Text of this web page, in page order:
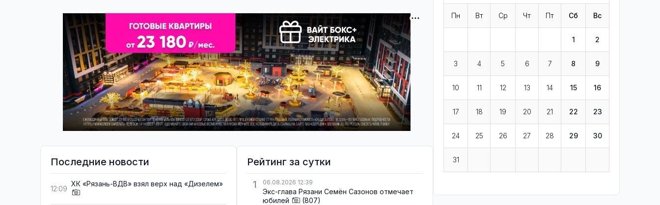
Последние новости
12:09
ХК «Рязань-ВДВ» взял верх над «Дизелем»
Рейтинг за сутки
1
06.08.2026 12:39
Экс-глава Рязани Семён Сазонов отмечает
юбилей
(807)
Пн Вт Ср Чт Пт Сб Вс
1 2
3 4 5 6 7 8 9
10 11 12 13 14 15 16
17 18 19 20 21 22 23
24 25 26 27 28 29 30
31